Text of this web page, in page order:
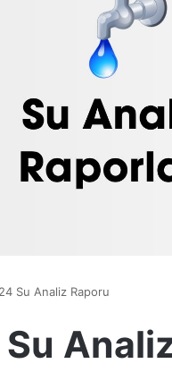
Su Analiz Raporu